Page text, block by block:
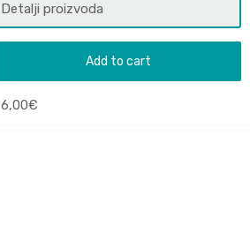
Detalji proizvoda
Add to cart
6,00€